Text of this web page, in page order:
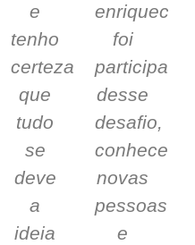
e
tenho
certeza
que
tudo
se
deve
a
ideia
foi
participar
desse
desafio,
conhecer
novas
pessoas
e